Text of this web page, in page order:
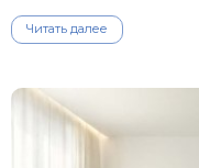
Читать далее